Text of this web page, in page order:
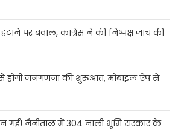
पर बवाल, कांग्रेस ने की निष्पक्ष जांच की
से होगी जनगणना की शुरुआत, मोबाइल ऐप से
गई! नैनीताल में 304 नाली भूमि सरकार के